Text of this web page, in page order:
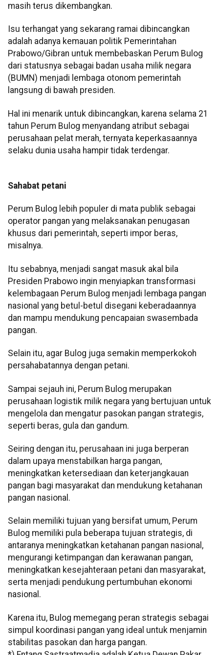
masih terus dikembangkan.
Isu terhangat yang sekarang ramai dibincangkan
adalah adanya kemauan politik Pemerintahan
Prabowo/Gibran untuk membebaskan Perum Bulog
dari statusnya sebagai badan usaha milik negara
(BUMN) menjadi lembaga otonom pemerintah
langsung di bawah presiden.
Hal ini menarik untuk dibincangkan, karena selama 21
tahun Perum Bulog menyandang atribut sebagai
perusahaan pelat merah, ternyata keperkasaannya
selaku dunia usaha hampir tidak terdengar.
Sahabat petani
Perum Bulog lebih populer di mata publik sebagai
operator pangan yang melaksanakan penugasan
khusus dari pemerintah, seperti impor beras,
misalnya.
Itu sebabnya, menjadi sangat masuk akal bila
Presiden Prabowo ingin menyiapkan transformasi
kelembagaan Perum Bulog menjadi lembaga pangan
nasional yang betul-betul disegani keberadaannya
dan mampu mendukung pencapaian swasembada
pangan.
Selain itu, agar Bulog juga semakin memperkokoh
persahabatannya dengan petani.
Sampai sejauh ini, Perum Bulog merupakan
perusahaan logistik milik negara yang bertujuan untuk
mengelola dan mengatur pasokan pangan strategis,
seperti beras, gula dan gandum.
Seiring dengan itu, perusahaan ini juga berperan
dalam upaya menstabilkan harga pangan,
meningkatkan ketersediaan dan keterjangkauan
pangan bagi masyarakat dan mendukung ketahanan
pangan nasional.
Selain memiliki tujuan yang bersifat umum, Perum
Bulog memiliki pula beberapa tujuan strategis, di
antaranya meningkatkan ketahanan pangan nasional,
mengurangi ketimpangan dan kerawanan pangan,
meningkatkan kesejahteraan petani dan masyarakat,
serta menjadi pendukung pertumbuhan ekonomi
nasional.
Karena itu, Bulog memegang peran strategis sebagai
simpul koordinasi pangan yang ideal untuk menjamin
stabilitas pasokan dan harga pangan.